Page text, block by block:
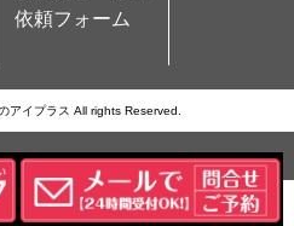
依頼フォーム
アイプラス All rights Reserved.